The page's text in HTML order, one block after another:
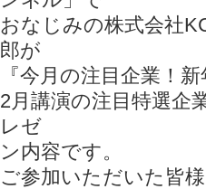
おなじみの株式会社
郎が
『今月の注目企業！
2月講演の注目特選企
レゼ
ン内容です。
ご参加いただいた皆